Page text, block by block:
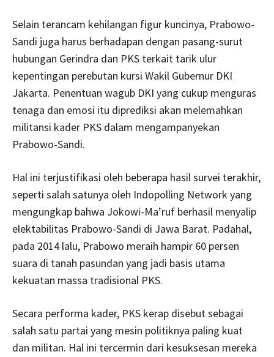
Selain terancam kehilangan figur kuncinya, Prabowo-
Sandi juga harus berhadapan dengan pasang-surut
hubungan Gerindra dan PKS terkait tarik ulur
kepentingan perebutan kursi Wakil Gubernur DKI
Jakarta. Penentuan wagub DKI yang cukup menguras
tenaga dan emosi itu diprediksi akan melemahkan
militansi kader PKS dalam mengampanyekan
Prabowo-Sandi.
Hal ini terjustifikasi oleh beberapa hasil survei terakhir,
seperti salah satunya oleh Indopolling Network yang
mengungkap bahwa Jokowi-Ma’ruf berhasil menyalip
elektabilitas Prabowo-Sandi di Jawa Barat. Padahal,
pada 2014 lalu, Prabowo meraih hampir 60 persen
suara di tanah pasundan yang jadi basis utama
kekuatan massa tradisional PKS.
Secara performa kader, PKS kerap disebut sebagai
salah satu partai yang mesin politiknya paling kuat
dan militan. Hal ini tercermin dari kesuksesan mereka